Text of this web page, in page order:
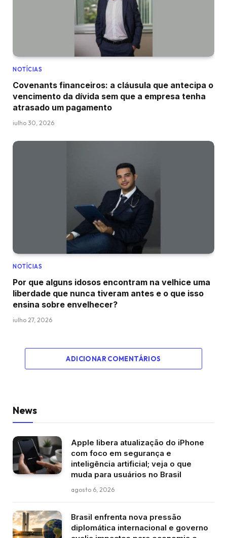
NOTÍCIAS
Covenants financeiros: a cláusula que antecipa o
vencimento da dívida sem que a empresa tenha
atrasado um pagamento
julho 30, 2026
NOTÍCIAS
Por que alguns idosos encontram na velhice uma
liberdade que nunca tiveram antes e o que isso
ensina sobre envelhecer?
julho 27, 2026
ADICIONAR COMENTÁRIOS
News
Apple libera atualização do iPhone
com foco em segurança e
inteligência artificial; veja o que
muda para usuários no Brasil
agosto 6, 2026
Brasil enfrenta nova pressão
diplomática internacional e governo